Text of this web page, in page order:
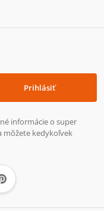
Prihlásiť
informácie o super
môžete kedykoľvek